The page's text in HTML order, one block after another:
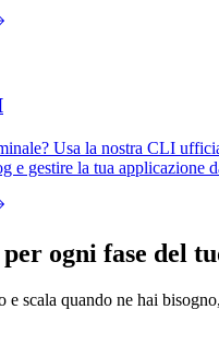
Usa la nostra CLI
e gestire la tua applicazione
ogni fase del
e scala quando ne hai